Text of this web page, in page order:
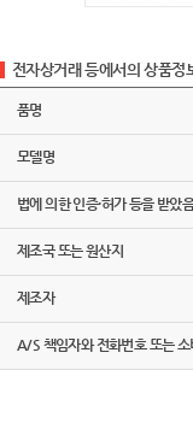
전자상거래 등에서의 상품정
품명
모델명
법에 의한 인증·허가 등을 받았
제조국 또는 원산지
제조자
A/S 책임자와 전화번호 또는